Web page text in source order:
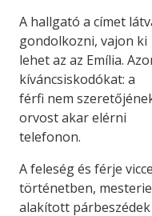
A hallgató a címet
gondolkozni, vajon ki
lehet az az Emília.
kíváncsiskodókat: a
férfi nem
orvost akar elérni
telefonon.
A feleség és férje
történetben,
alakított